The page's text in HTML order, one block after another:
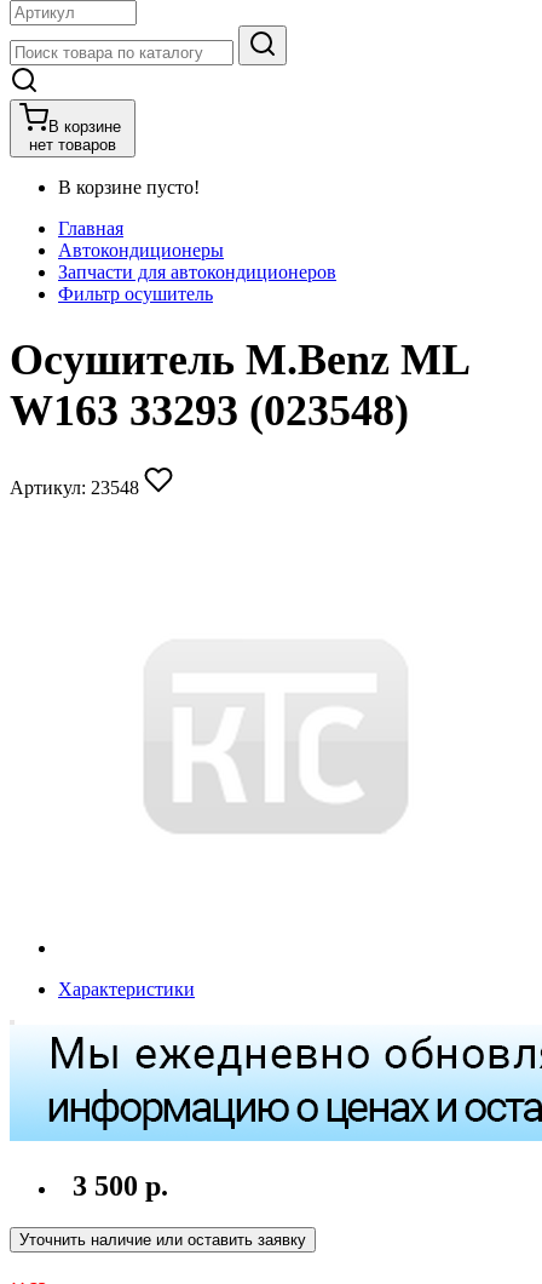
В корзине
нет товаров
В корзине пусто!
Главная
Автокондиционеры
Запчасти для автокондиционеров
Фильтр осушитель
Осушитель M.Benz ML
W163 33293 (023548)
Артикул: 23548
Характеристики
3 500 р.
Уточнить наличие или оставить заявку